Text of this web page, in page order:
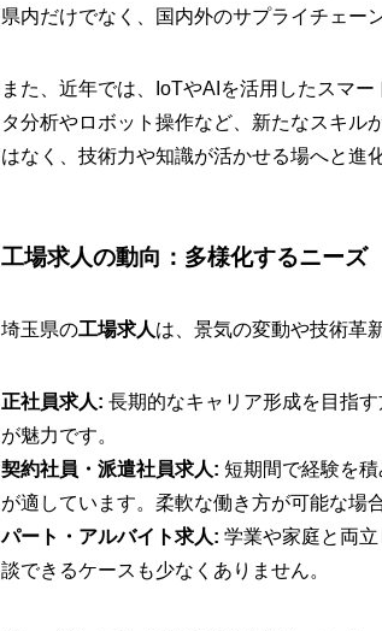
県内だけでなく、国内外のサプライチェー
また、近年では、IoTやAIを活用したスマ
タ分析やロボット操作など、新たなスキル
はなく、技術力や知識が活かせる場へと進
工場求人の動向：多様化するニーズ
埼玉県の工場求人は、景気の変動や技術革
正社員求人: 長期的なキャリア形成を目指
が魅力です。
契約社員・派遣社員求人: 短期間で経験を
が適しています。柔軟な働き方が可能な場
パート・アルバイト求人: 学業や家庭と両
談できるケースも少なくありません。